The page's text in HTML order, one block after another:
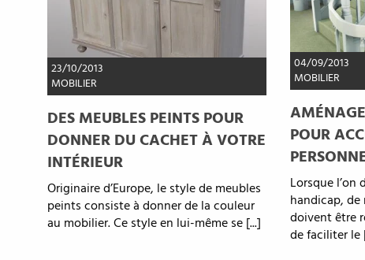
23/10/2013
MOBILIER
DES MEUBLES PEINTS POUR
DONNER DU CACHET À VOTRE
INTÉRIEUR
Originaire d’Europe, le style de meubles
peints consiste à donner de la couleur
au mobilier. Ce style en lui-même se [...]
04/09/2013
MOBILIER
POUR
Lorsque l’on
handicap,
doivent être
de faciliter le